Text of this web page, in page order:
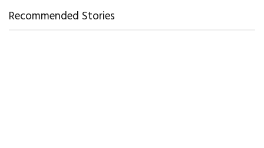
Recommended Stories